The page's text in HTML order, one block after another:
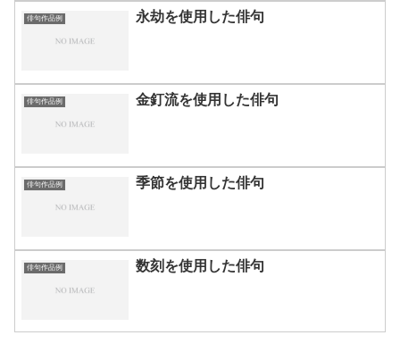
俳句作品例 永劫を使用した俳句
俳句作品例 金釘流を使用した俳句
俳句作品例 季節を使用した俳句
俳句作品例 数刻を使用した俳句